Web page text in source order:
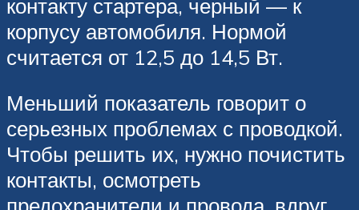
контакту стартера, черный — к
корпусу автомобиля. Нормой
считается от 12,5 до 14,5 Вт.
Меньший показатель говорит о
серьезных проблемах с проводкой.
Чтобы решить их, нужно почистить
контакты, осмотреть